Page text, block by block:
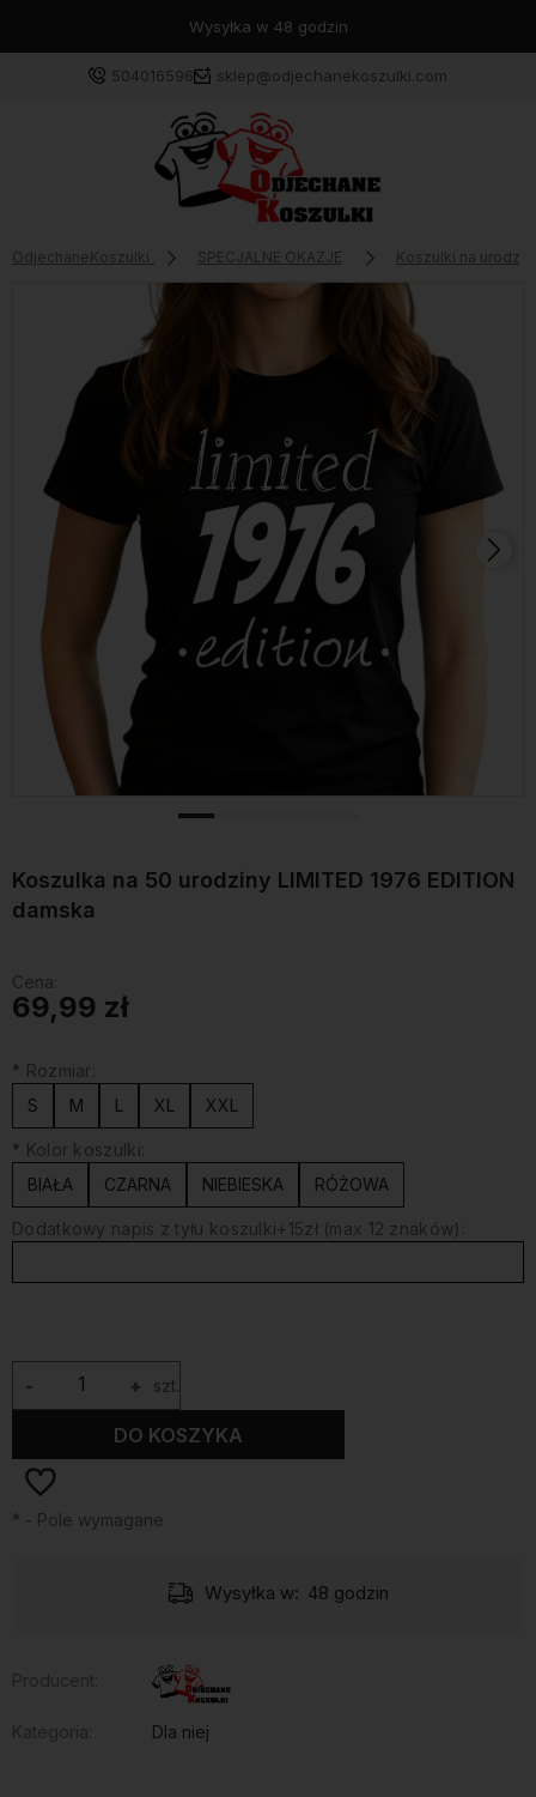
Wysyłka w 48 godzin
504016596 sklep@odjechanekoszulki.com
OdjechaneKoszulki SPECJALNE OKAZJE Koszulki na
Koszulka na 50 urodziny LIMITED 1976 EDITION
damska
Cena:
69,99 zł
* Rozmiar:
S
M L XL XXL
* Kolor koszulki:
BIAŁA
CZARNA NIEBIESKA RÓŻOWA
Dodatkowy napis z tyłu koszulki+15zł (max 12 znaków):
+
- szt.
DO KOSZYKA
* - Pole wymagane
Wysyłka w: 48 godzin
Dla niej